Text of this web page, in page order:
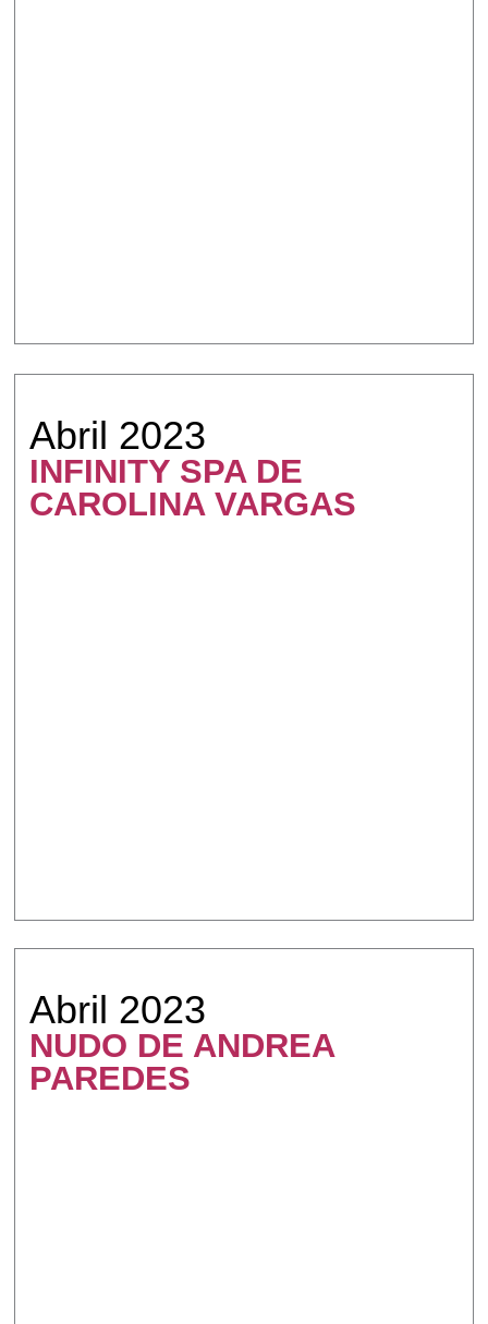
Abril 2023
INFINITY SPA DE
CAROLINA VARGAS
Abril 2023
NUDO DE ANDREA
PAREDES